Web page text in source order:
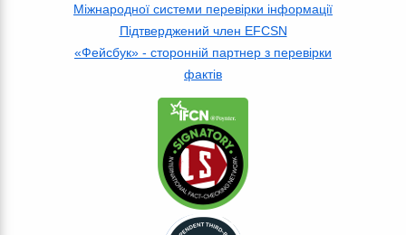
Міжнародної системи перевірки інформації
Підтверджений член EFCSN
«Фейсбук» - сторонній партнер з перевірки
фактів